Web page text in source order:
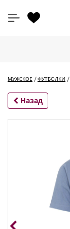
МУЖСКОЕ ФУТБОЛКИ
Назад